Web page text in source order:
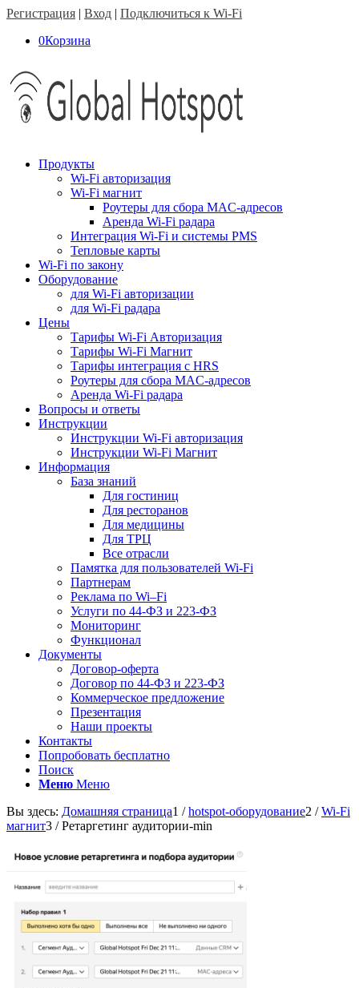
Регистрация | Вход | Подключиться к Wi-Fi
0Корзина
Продукты
Wi-Fi авторизация
Wi-Fi магнит
Роутеры для сбора MAC-адресов
Аренда Wi-Fi радара
Интеграция Wi-Fi и системы PMS
Тепловые карты
Wi-Fi по закону
Оборудование
для Wi-Fi авторизации
для Wi-Fi радара
Цены
Тарифы Wi-Fi Авторизация
Тарифы Wi-Fi Магнит
Тарифы интеграция с HRS
Роутеры для сбора MAC-адресов
Аренда Wi-Fi радара
Вопросы и ответы
Инструкции
Инструкции Wi-Fi авторизация
Инструкции Wi-Fi Магнит
Информация
База знаний
Для гостиниц
Для ресторанов
Для медицины
Для ТРЦ
Все отрасли
Памятка для пользователей Wi-Fi
Партнерам
Реклама по Wi–Fi
Услуги по 44-ФЗ и 223-ФЗ
Мониторинг
Функционал
Документы
Договор-оферта
Договор по 44-ФЗ и 223-ФЗ
Коммерческое предложение
Презентация
Наши проекты
Контакты
Попробовать бесплатно
Поиск
Меню Меню
Вы здесь: Домашняя страница1 / hotspot-оборудование2 / Wi-Fi
магнит3 / Ретаргетинг аудитории-min